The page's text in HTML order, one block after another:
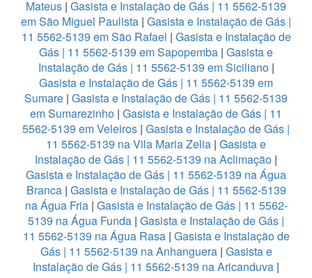
Mateus | Gasista e Instalação de Gás | 11 5562-5139
em São Miguel Paulista | Gasista e Instalação de Gás |
11 5562-5139 em São Rafael | Gasista e Instalação de
Gás | 11 5562-5139 em Sapopemba | Gasista e
Instalação de Gás | 11 5562-5139 em Siciliano|
Gasista e Instalação de Gás | 11 5562-5139 em
Sumare | Gasista e Instalação de Gás | 11 5562-5139
em Sumarezinho | Gasista e Instalação de Gás | 11
5562-5139 em Veleiros | Gasista e Instalação de Gás |
11 5562-5139 na Vila Maria Zelia | Gasista e
Instalação de Gás | 11 5562-5139 na Aclimação |
Gasista e Instalação de Gás | 11 5562-5139 na Água
Branca| Gasista e Instalação de Gás | 11 5562-5139
na Água Fria| Gasista e Instalação de Gás | 11 5562-
5139 na Água Funda | Gasista e Instalação de Gás |
11 5562-5139 na Água Rasa | Gasista e Instalação de
Gás | 11 5562-5139 na Anhanguera| Gasista e
Instalação de Gás | 11 5562-5139 na Aricanduva |